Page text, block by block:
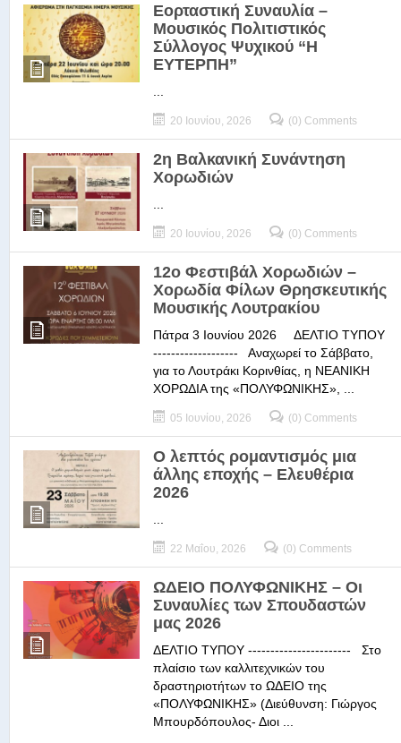
Εορταστική Συναυλία –
Μουσικός Πολιτιστικός
Σύλλογος Ψυχικού “Η
ΕΥΤΕΡΠΗ”
20 Ιουνίου, 2026 (0) Comments
2η Βαλκανική Συνάντηση
Χορωδιών
20 Ιουνίου, 2026 (0) Comments
12ο Φεστιβάλ Χορωδιών –
Χορωδία Φίλων Θρησκευτικής
Μουσικής Λουτρακίου
Πάτρα 3 Ιουνίου 2026 ΔΕΛΤΙΟ ΤΥΠΟΥ
------------------- Αναχωρεί το Σάββατο,
για το Λουτράκι Κορινθίας, η ΝΕΑΝΙΚΗ
ΧΟΡΩΔΙΑ της «ΠΟΛΥΦΩΝΙΚΗΣ», ...
05 Ιουνίου, 2026 (0) Comments
Ο λεπτός ρομαντισμός μια
άλλης εποχής – Ελευθέρια
2026
22 Μαΐου, 2026 (0) Comments
ΩΔΕΙΟ ΠΟΛΥΦΩΝΙΚΗΣ – Οι
Συναυλίες των Σπουδαστών
μας 2026
ΔΕΛΤΙΟ ΤΥΠΟΥ ----------------------- Στο
πλαίσιο των καλλιτεχνικών του
δραστηριοτήτων το ΩΔΕΙΟ της
«ΠΟΛΥΦΩΝΙΚΗΣ» (Διεύθυνση: Γιώργος
Μπουρδόπουλος- Διοι ...